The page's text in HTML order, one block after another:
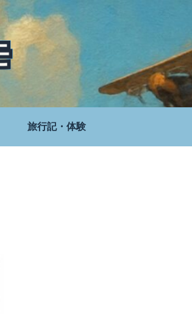
旅行記・体験